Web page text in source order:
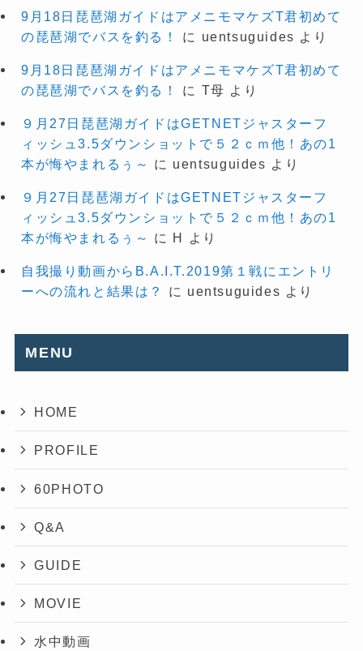
9月18日琵琶湖ガイドはアメニモマケズT君初めて
の琵琶湖でバスを釣る！
に uentsuguides より
9月18日琵琶湖ガイドはアメニモマケズT君初めて
の琵琶湖でバスを釣る！
に T母 より
９月27日琵琶湖ガイドはGETNETジャスターフ
ィッシュ3.5ダウンショットで５２ｃｍ他！あの1
本が悔やまれるぅ～
に uentsuguides より
９月27日琵琶湖ガイドはGETNETジャスターフ
ィッシュ3.5ダウンショットで５２ｃｍ他！あの1
本が悔やまれるぅ～
に H より
自我撮り動画からB.A.I.T.2019第１戦にエントリ
ーへの流れと結果は？
に uentsuguides より
MENU
HOME
PROFILE
60PHOTO
Q&A
GUIDE
MOVIE
水中動画